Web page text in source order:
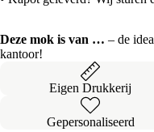
Deze mok is van … – de
kantoor!
Eigen Drukkerij
Gepersonaliseerd